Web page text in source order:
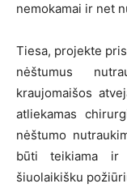
nemokamai ir net
Tiesa, projekte
nėštumus
kraujomaišos
atliekamas
nėštumo
būti teikiama ir
šiuolaikišku